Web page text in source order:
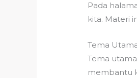
Pada
kita. Materi
Tema
Tema
membantu